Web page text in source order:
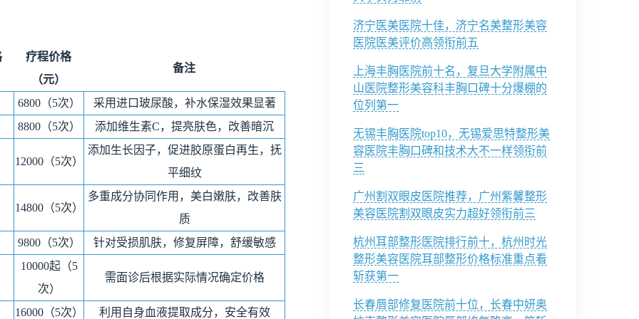
疗程价格
（元）
备注
6800（5次）
采用进口玻尿酸，补水保湿效果显著
8800（5次）
添加维生素C，提亮肤色，改善暗沉
12000（5次）
添加生长因子，促进胶原蛋白再生，抚
平细纹
14800（5次）
多重成分协同作用，美白嫩肤，改善肤
质
9800（5次）
针对受损肌肤，修复屏障，舒缓敏感
10000起（5
次）
需面诊后根据实际情况确定价格
16000（5次） 利用自身血液提取成分，安全有效
济宁医美医院十佳，济宁名美整形美容
医院医美评价高领衔前五
上海丰胸医院前十名，复旦大学附属中
山医院整形美容科丰胸口碑十分爆棚的
位列第一
无锡丰胸医院top10，无锡爱思特整形美
容医院丰胸口碑和技术大不一样领衔前
三
广州割双眼皮医院推荐，广州紫馨整形
美容医院割双眼皮实力超好领衔前三
杭州耳部整形医院排行前十，杭州时光
整形美容医院耳部整形价格标准重点看
斩获第一
长春唇部修复医院前十位，长春中妍奥